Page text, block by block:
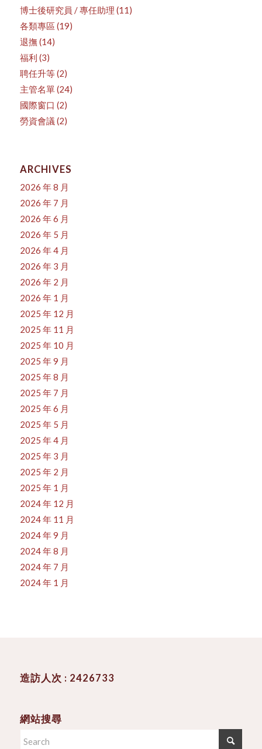
博士後研究員 / 專任助理 (11)
各類專區 (19)
退撫(14)
福利 (3)
聘任升等(2)
主管名單(24)
國際窗口 (2)
勞資會議 (2)
ARCHIVES
2026 年 8 月
2026 年 7 月
2026 年 6 月
2026 年 5 月
2026 年 4 月
2026 年 3 月
2026 年 2 月
2026 年 1 月
2025 年 12 月
2025 年 11 月
2025 年 10 月
2025 年 9 月
2025 年 8 月
2025 年 7 月
2025 年 6 月
2025 年 5 月
2025 年 4 月
2025 年 3 月
2025 年 2 月
2025 年 1 月
2024 年 12 月
2024 年 11 月
2024 年 9 月
2024 年 8 月
2024 年 7 月
2024 年 1 月
造訪人次 : 2426733
網站搜尋